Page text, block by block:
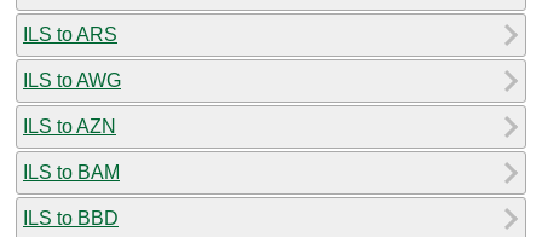
ILS to ARS
ILS to AWG
ILS to AZN
ILS to BAM
ILS to BBD